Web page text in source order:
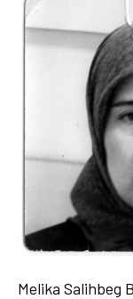
Melika Salihbeg